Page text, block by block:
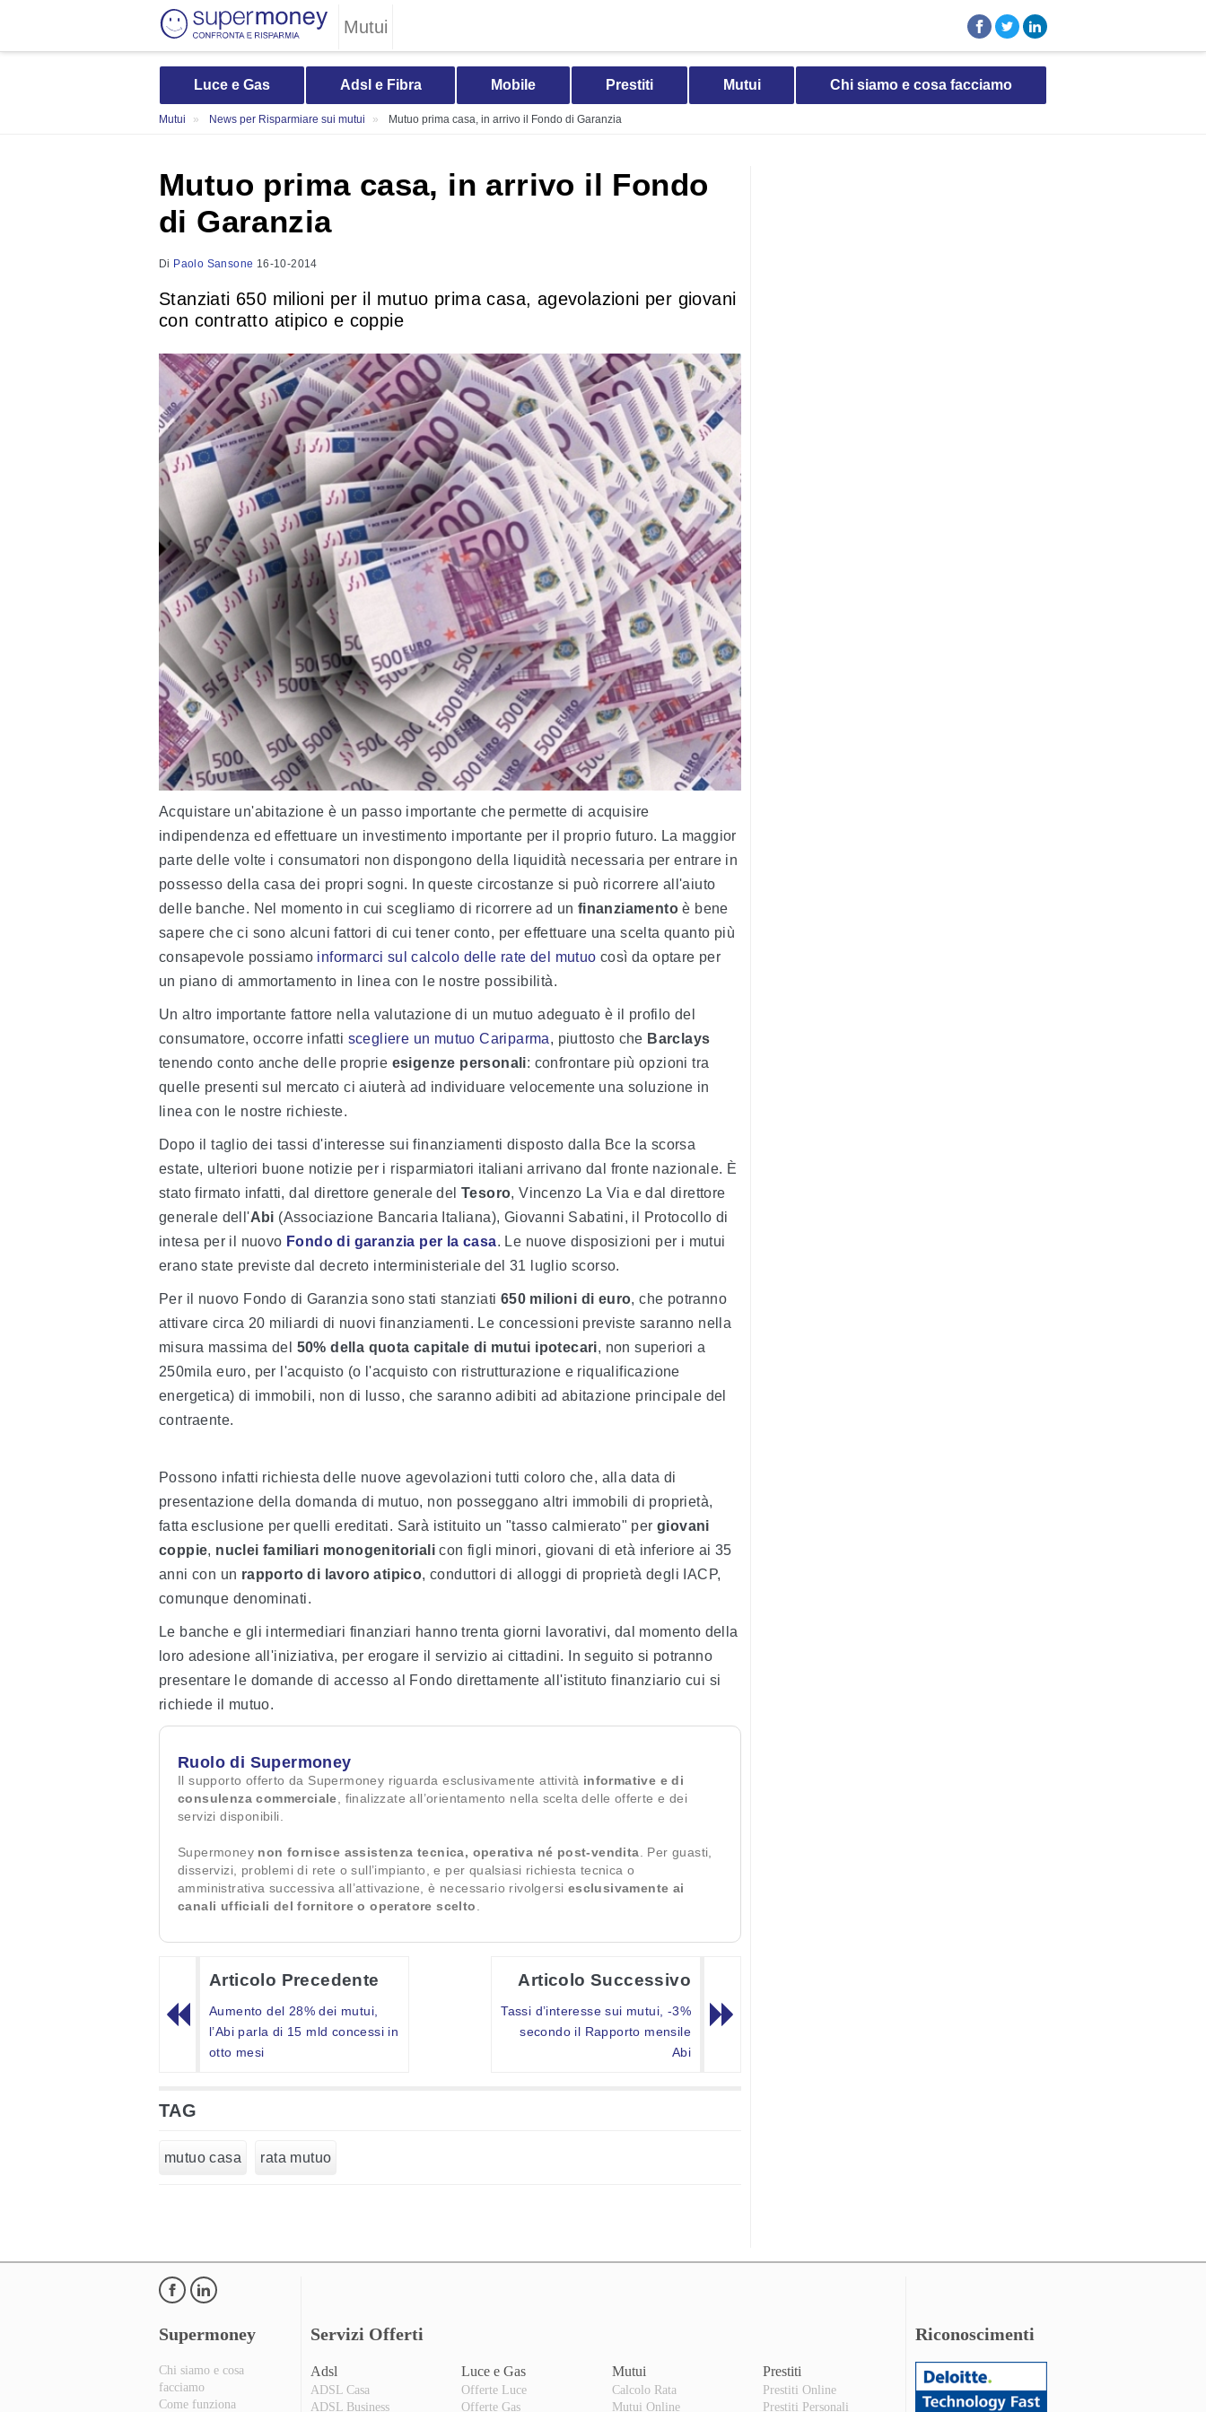
Mutui
Luce e Gas Adsl e Fibra Mobile Prestiti Mutui Chi siamo e cosa facciamo
Mutui News per Risparmiare sui mutui Mutuo prima casa, in arrivo il Fondo di Garanzia
Mutuo prima casa, in arrivo il Fondo
di Garanzia
Di Paolo Sansone 16-10-2014
Stanziati 650 milioni per il mutuo prima casa, agevolazioni per giovani
con contratto atipico e coppie
Acquistare un'abitazione è un passo importante che permette di acquisire
indipendenza ed effettuare un investimento importante per il proprio futuro. La maggior
parte delle volte i consumatori non dispongono della liquidità necessaria per entrare in
possesso della casa dei propri sogni. In queste circostanze si può ricorrere all'aiuto
delle banche. Nel momento in cui scegliamo di ricorrere ad un finanziamento è bene
sapere che ci sono alcuni fattori di cui tener conto, per effettuare una scelta quanto più
consapevole possiamo informarci sul calcolo delle rate del mutuo così da optare per
un piano di ammortamento in linea con le nostre possibilità.
Un altro importante fattore nella valutazione di un mutuo adeguato è il profilo del
consumatore, occorre infatti scegliere un mutuo Cariparma, piuttosto che Barclays
tenendo conto anche delle proprie esigenze personali: confrontare più opzioni tra
quelle presenti sul mercato ci aiuterà ad individuare velocemente una soluzione in
linea con le nostre richieste.
Dopo il taglio dei tassi d'interesse sui finanziamenti disposto dalla Bce la scorsa
estate, ulteriori buone notizie per i risparmiatori italiani arrivano dal fronte nazionale. È
stato firmato infatti, dal direttore generale del Tesoro, Vincenzo La Via e dal direttore
generale dell'Abi (Associazione Bancaria Italiana), Giovanni Sabatini, il Protocollo di
intesa per il nuovo Fondo di garanzia per la casa. Le nuove disposizioni per i mutui
erano state previste dal decreto interministeriale del 31 luglio scorso.
Per il nuovo Fondo di Garanzia sono stati stanziati 650 milioni di euro, che potranno
attivare circa 20 miliardi di nuovi finanziamenti. Le concessioni previste saranno nella
misura massima del 50% della quota capitale di mutui ipotecari, non superiori a
250mila euro, per l'acquisto (o l'acquisto con ristrutturazione e riqualificazione
energetica) di immobili, non di lusso, che saranno adibiti ad abitazione principale del
contraente.
Possono infatti richiesta delle nuove agevolazioni tutti coloro che, alla data di
presentazione della domanda di mutuo, non posseggano altri immobili di proprietà,
fatta esclusione per quelli ereditati. Sarà istituito un "tasso calmierato" per giovani
coppie, nuclei familiari monogenitoriali con figli minori, giovani di età inferiore ai 35
anni con un rapporto di lavoro atipico, conduttori di alloggi di proprietà degli IACP,
comunque denominati.
Le banche e gli intermediari finanziari hanno trenta giorni lavorativi, dal momento della
loro adesione all'iniziativa, per erogare il servizio ai cittadini. In seguito si potranno
presentare le domande di accesso al Fondo direttamente all'istituto finanziario cui si
richiede il mutuo.
Ruolo di Supermoney
Il supporto offerto da Supermoney riguarda esclusivamente attività informative e di
consulenza commerciale, finalizzate all’orientamento nella scelta delle offerte e dei
servizi disponibili.
Supermoney non fornisce assistenza tecnica, operativa né post-vendita. Per guasti,
disservizi, problemi di rete o sull’impianto, e per qualsiasi richiesta tecnica o
amministrativa successiva all’attivazione, è necessario rivolgersi esclusivamente ai
canali ufficiali del fornitore o operatore scelto.
Articolo Precedente
Aumento del 28% dei mutui,
l’Abi parla di 15 mld concessi in
otto mesi
Articolo Successivo
Tassi d’interesse sui mutui, -3%
secondo il Rapporto mensile
Abi
TAG
mutuo casa rata mutuo
Supermoney
Chi siamo e cosa
facciamo
Come funziona
Servizi Offerti
Adsl
ADSL Casa
ADSL Business
Luce e Gas
Offerte Luce
Offerte Gas
Mutui
Calcolo Rata
Mutui Online
Prestiti
Prestiti Online
Prestiti Personali
Riconoscimenti